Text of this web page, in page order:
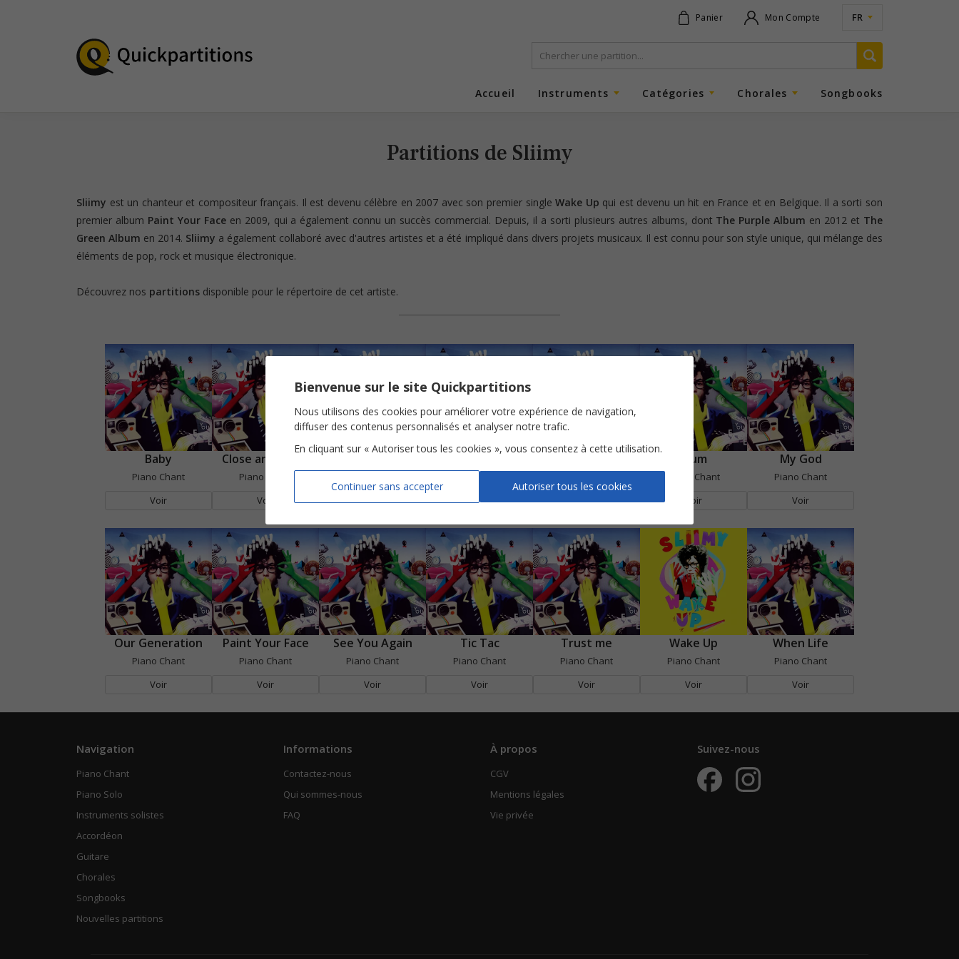
Panier Mon Compte FR
Accueil Instruments Catégories Chorales Songbooks
Partitions de Sliimy
Sliimy est un chanteur et compositeur français. Il est devenu célèbre en 2007 avec son premier singleWake Up qui est devenu un hit en France et en Belgique. Il a sorti son
premier album Paint Your Faceen 2009, qui a également connu un succès commercial. Depuis, il a sorti plusieurs autres albums, dont The Purple Album en 2012 et The
Green Album en 2014. Sliimy a également collaboré avec d'autres artistes et a été impliqué dans divers projets musicaux. Il est connu pour son style unique, qui mélange des
éléments de pop, rock et musique électronique.
Découvrez nos partitions disponible pour le répertoire de cet artiste.
Baby
Piano Chant
Voir
Close and Open
Piano Chant
Voir
Voir
I'm Waiting For
Piano Chant
Voir
Voir
Mum
Piano Chant
Voir
My God
Piano Chant
Voir
Our Generation
Piano Chant
Voir
Paint Your Face
Piano Chant
Voir
See You Again
Piano Chant
Voir
Tic Tac
Piano Chant
Voir
Trust me
Piano Chant
Voir
Wake Up
Piano Chant
Voir
When Life
Piano Chant
Voir
Navigation
Piano Chant
Piano Solo
Instruments solistes
Accordéon
Guitare
Chorales
Songbooks
Nouvelles partitions
Informations
Contactez-nous
Qui sommes-nous
FAQ
À propos
CGV
Mentions légales
Vie privée
Suivez-nous
Bienvenue sur le site Quickpartitions
Nous utilisons des cookies pour améliorer votre expérience de navigation,
diffuser des contenus personnalisés et analyser notre trafic.
En cliquant sur « Autoriser tous les cookies », vous consentez à cette utilisation.
Continuer sans accepter Autoriser tous les cookies